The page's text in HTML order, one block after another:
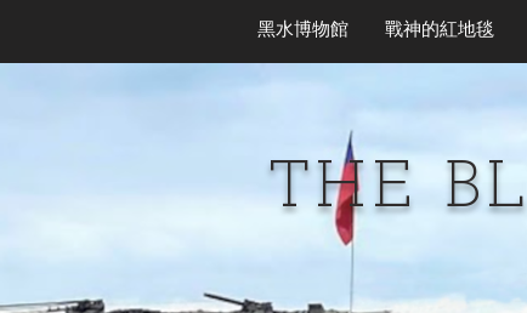
黑水博物館 戰神的紅地毯
THE